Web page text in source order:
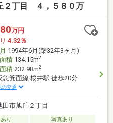
２丁目 ４，５８０万
万円
4.32％
1994年6月(築32年3ヶ月)
積134.15m2
積232.98m2
急箕面線 桜井駅 徒歩20分
の交通
田市旭丘２丁目
り 写真あり